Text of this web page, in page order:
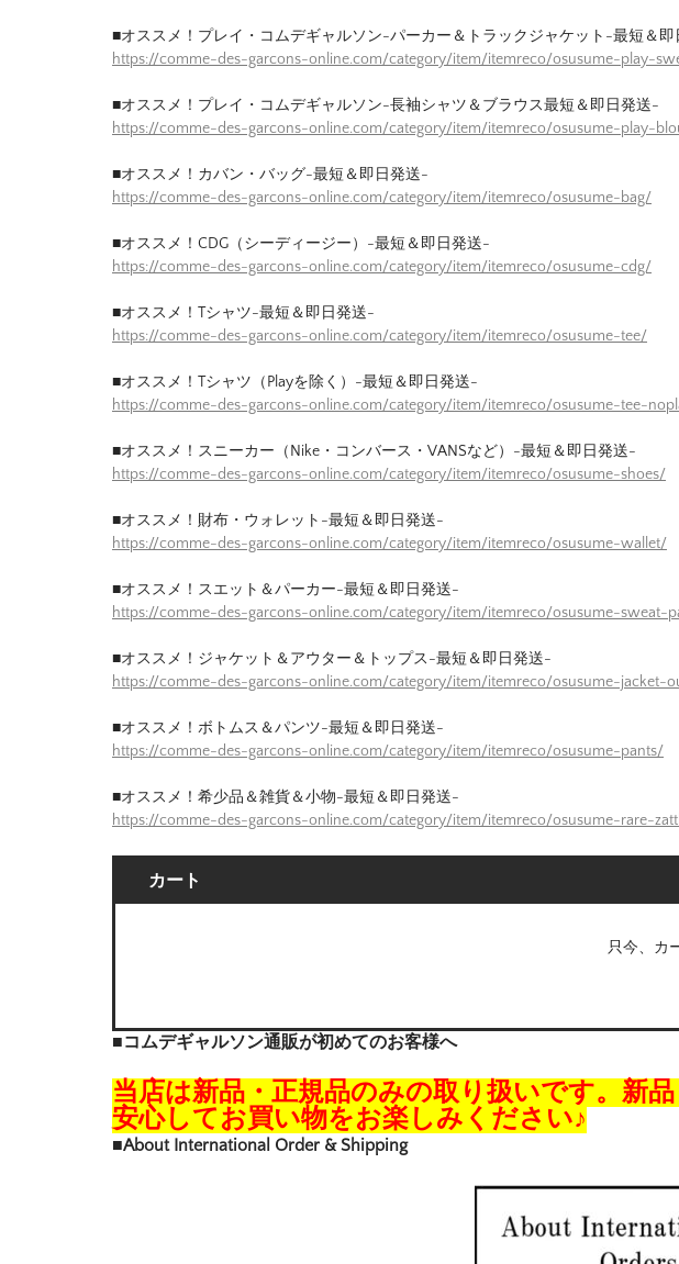
■オススメ！プレイ・コムデギャルソン-パーカー＆トラックジャケット-最短＆
https://comme-des-garcons-online.com/category/item/itemreco/osusume-play-
■オススメ！プレイ・コムデギャルソン-長袖シャツ＆ブラウス最短＆即日発送-
https://comme-des-garcons-online.com/category/item/itemreco/osusume-play-
■オススメ！カバン・バッグ-最短＆即日発送-
https://comme-des-garcons-online.com/category/item/itemreco/osusume-bag/
■オススメ！CDG（シーディージー）-最短＆即日発送-
https://comme-des-garcons-online.com/category/item/itemreco/osusume-cdg/
■オススメ！Tシャツ-最短＆即日発送-
https://comme-des-garcons-online.com/category/item/itemreco/osusume-tee/
■オススメ！Tシャツ（Playを除く）-最短＆即日発送-
https://comme-des-garcons-online.com/category/item/itemreco/osusume-tee-
■オススメ！スニーカー（Nike・コンバース・VANSなど）-最短＆即日発送-
https://comme-des-garcons-online.com/category/item/itemreco/osusume-shoes/
■オススメ！財布・ウォレット-最短＆即日発送-
https://comme-des-garcons-online.com/category/item/itemreco/osusume-wallet/
■オススメ！スエット＆パーカー-最短＆即日発送-
https://comme-des-garcons-online.com/category/item/itemreco/osusume-sweat-
■オススメ！ジャケット＆アウター＆トップス-最短＆即日発送-
https://comme-des-garcons-online.com/category/item/itemreco/osusume-jacket-
■オススメ！ボトムス＆パンツ-最短＆即日発送-
https://comme-des-garcons-online.com/category/item/itemreco/osusume-pants/
■オススメ！希少品＆雑貨＆小物-最短＆即日発送-
https://comme-des-garcons-online.com/category/item/itemreco/osusume-rare-
カート
只今、カ
■コムデギャルソン通販が初めてのお客様へ
当店は新品・正規品のみの取り扱いです。新
安心してお買い物をお楽しみください♪
■About International Order & Shipping